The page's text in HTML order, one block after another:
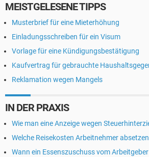
MEISTGELESENE TIPPS
Musterbrief für eine Mieterhöhung
Einladungsschreiben für ein Visum
Vorlage für eine Kündigungsbestätigung
Kaufvertrag für gebrauchte
Reklamation wegen Mangels
IN DER PRAXIS
Wie man eine Anzeige wegen
Welche Reisekosten Arbeitnehmer
Wann ein Essenszuschuss vom